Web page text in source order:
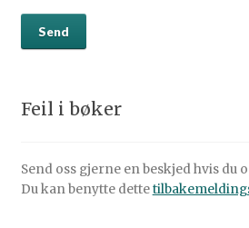
Feil i bøker
Send oss gjerne en beskjed hvis du
Du kan benytte dette